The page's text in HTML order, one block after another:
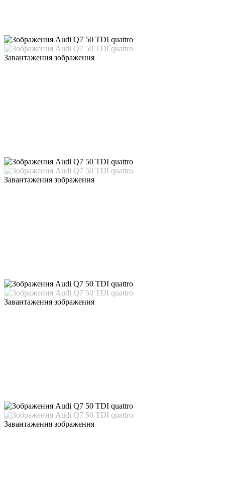
Завантаження зображення
Завантаження зображення
Завантаження зображення
Завантаження зображення